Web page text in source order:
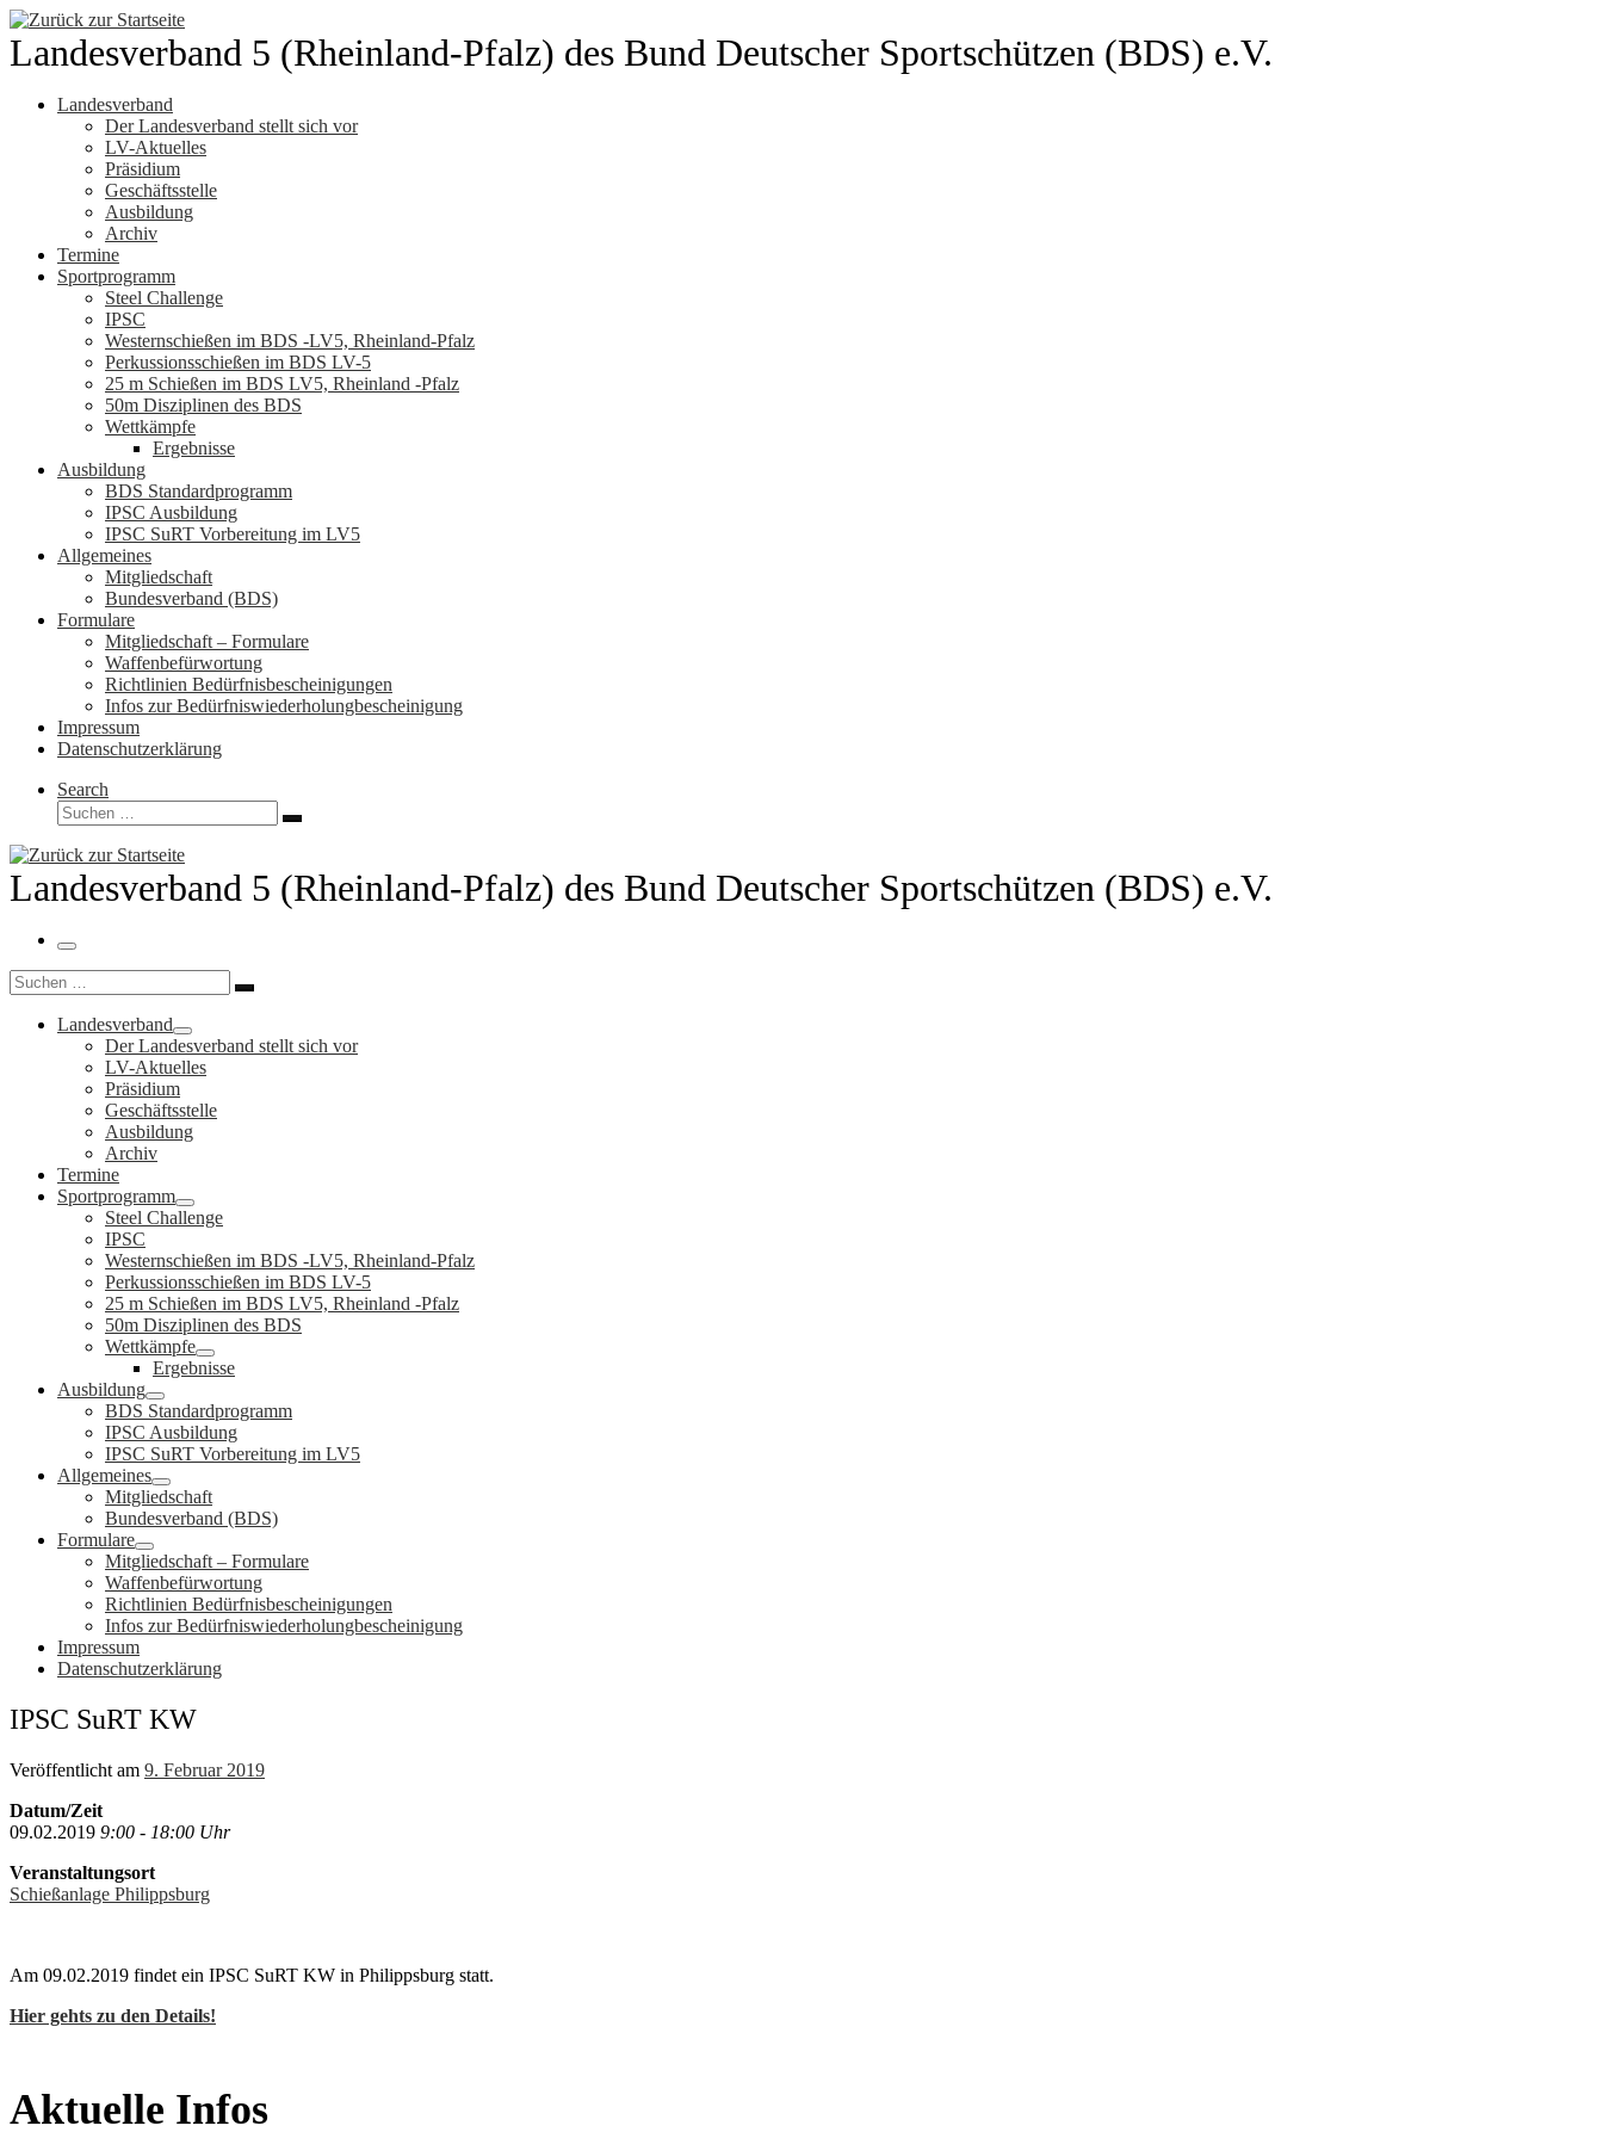
Zum
Inhalt
springen
Landesverband 5 (Rheinland-Pfalz) des Bund Deutscher Sportschützen (BDS) e.V.
Landesverband
Der Landesverband stellt sich vor
LV-Aktuelles
Präsidium
Geschäftsstelle
Ausbildung
Archiv
Termine
Sportprogramm
Steel Challenge
IPSC
Westernschießen im BDS -LV5, Rheinland-Pfalz
Perkussionsschießen im BDS LV-5
25 m Schießen im BDS LV5, Rheinland -Pfalz
50m Disziplinen des BDS
Wettkämpfe
Ergebnisse
Ausbildung
BDS Standardprogramm
IPSC Ausbildung
IPSC SuRT Vorbereitung im LV5
Allgemeines
Mitgliedschaft
Bundesverband (BDS)
Formulare
Mitgliedschaft – Formulare
Waffenbefürwortung
Richtlinien Bedürfnisbescheinigungen
Infos zur Bedürfniswiederholungbescheinigung
Impressum
Datenschutzerklärung
Search
Suche
Suchen …
Landesverband 5 (Rheinland-Pfalz) des Bund Deutscher Sportschützen (BDS) e.V.
Menü
Suche
Suchen …
Landesverband
Der Landesverband stellt sich vor
LV-Aktuelles
Präsidium
Geschäftsstelle
Ausbildung
Archiv
Termine
Sportprogramm
Steel Challenge
IPSC
Westernschießen im BDS -LV5, Rheinland-Pfalz
Perkussionsschießen im BDS LV-5
25 m Schießen im BDS LV5, Rheinland -Pfalz
50m Disziplinen des BDS
Wettkämpfe
Ergebnisse
Ausbildung
BDS Standardprogramm
IPSC Ausbildung
IPSC SuRT Vorbereitung im LV5
Allgemeines
Mitgliedschaft
Bundesverband (BDS)
Formulare
Mitgliedschaft – Formulare
Waffenbefürwortung
Richtlinien Bedürfnisbescheinigungen
Infos zur Bedürfniswiederholungbescheinigung
Impressum
Datenschutzerklärung
IPSC SuRT KW
Veröffentlicht am 9. Februar 2019
Datum/Zeit
09.02.2019 9:00 - 18:00 Uhr
Veranstaltungsort
Schießanlage Philippsburg
Am 09.02.2019 findet ein IPSC SuRT KW in Philippsburg statt.
Hier gehts zu den Details!
Aktuelle Infos